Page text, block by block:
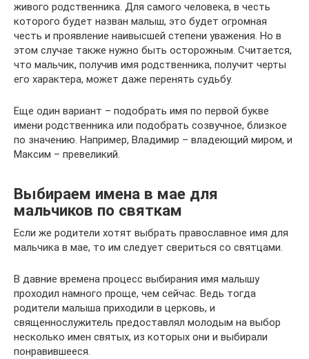
живого родственника. Для самого человека, в честь
которого будет назван малыш, это будет огромная
честь и проявление наивысшей степени уважения. Но в
этом случае также нужно быть осторожным. Считается,
что мальчик, получив имя родственника, получит черты
его характера, может даже перенять судьбу.
Еще один вариант – подобрать имя по первой букве
имени родственника или подобрать созвучное, близкое
по значению. Например, Владимир – владеющий миром, и
Максим – превеликий.
Выбираем имена в мае для
мальчиков по святкам
Если же родители хотят выбрать православное имя для
мальчика в мае, то им следует свериться со святцами.
В давние времена процесс выбирания имя малышу
проходил намного проще, чем сейчас. Ведь тогда
родители малыша приходили в церковь, и
священнослужитель предоставлял молодым на выбор
несколько имен святых, из которых они и выбирали
понравившееся.